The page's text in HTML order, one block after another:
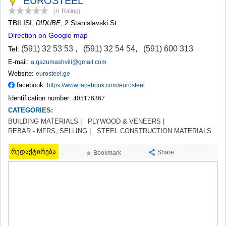
TERJOLA
SACHKHERE
TKIBULI
KUTAISI
TSKALTUBO
KHONI
KAKHETI
AKHMETA
GURJAANI
DEDOPLISTSKARO
LAGODEKHI
SAGAREJO
(0 Rating)
TBILISI DIDUBE , 2 Stanislavski St.
Direction on Google map
Tel: (591) 32 53 53 , (591) 32 54 54, (591) 600 313
E-mail: a.qazumashvili@gmail.com
Website: eurosteel.ge
facebook: https://www.facebook.com/eurosteel
Identification number: 405176367
CATEGORIES:
BUILDING MATERIALS |
PLYWOOD & VENEERS |
REBAR - MFRS, SELLING |
STEEL CONSTRUCTION MATERIALS
რედაქტირება Bookmark Share